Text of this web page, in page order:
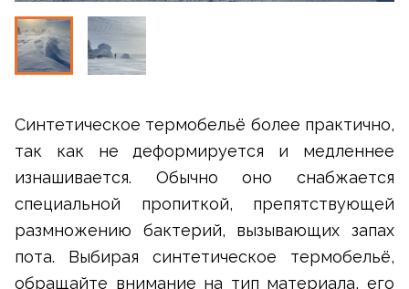
Синтетическое термобельё более практично,
так как не деформируется и медленнее
изнашивается. Обычно оно снабжается
специальной пропиткой, препятствующей
размножению бактерий, вызывающих запах
пота. Выбирая синтетическое термобельё,
обращайте внимание на тип материала, его